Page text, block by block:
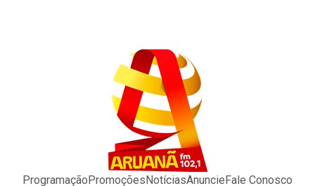
ProgramaçãoPromoçõesNotíciasAnuncieFale Conosco